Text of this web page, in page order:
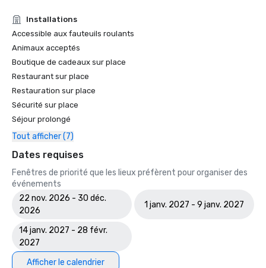
Installations
Accessible aux fauteuils roulants
Animaux acceptés
Boutique de cadeaux sur place
Restaurant sur place
Restauration sur place
Sécurité sur place
Séjour prolongé
Tout afficher (7)
Dates requises
Fenêtres de priorité que les lieux préfèrent pour organiser des
événements
22 nov. 2026 - 30 déc.
2026
1 janv. 2027 - 9 janv. 2027
14 janv. 2027 - 28 févr.
2027
Afficher le calendrier